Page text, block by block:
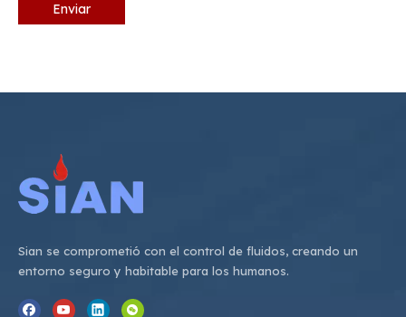
Enviar
Sian se comprometió con el control de fluidos, creando un
entorno seguro y habitable para los humanos.